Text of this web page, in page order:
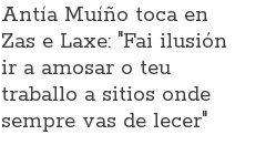
Antía Muíño toca en
Zas e Laxe: "Fai ilusión
ir a amosar o teu
traballo a sitios onde
sempre vas de lecer"